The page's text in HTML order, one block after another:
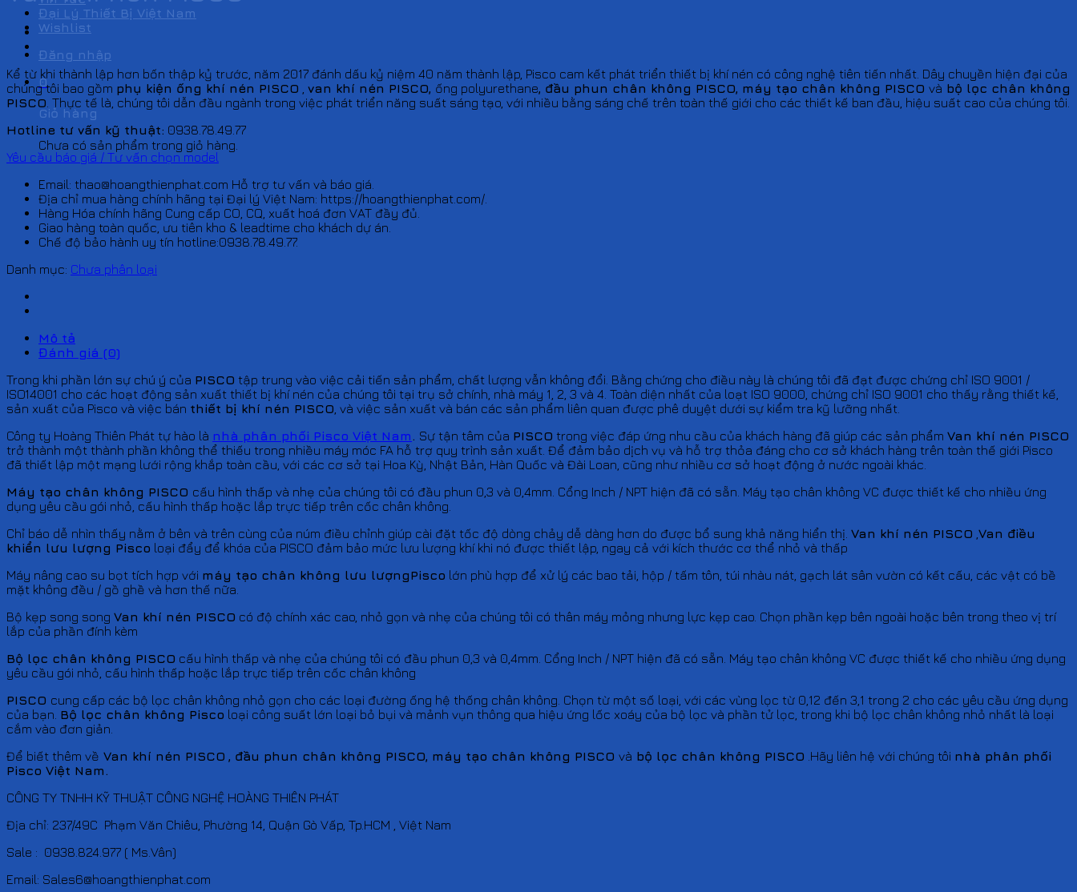
Đại Lý Thiết Bị Việt Nam
Wishlist
Đăng nhập
0
Giỏ hàng
Chưa có sản phẩm trong giỏ hàng.
Kể từ khi thành lập hơn bốn thập kỷ trước, năm 2017 đánh dấu kỷ niệm 40 năm thành lập, Pisco cam kết phát triển thiết bị khí nén có công nghệ tiên tiến nhất. Dây chuyền hiện đại của
chúng tôi bao gồm phụ kiện ống khí nén PISCO van khí nén PISCO, ống polyurethane, đầu phun chân không PISCO, máy tạo chân không PISCO và bộ lọc chân không
PISCO . Thực tế là, chúng tôi dẫn đầu ngành trong việc phát triển năng suất sáng tạo, với nhiều bằng sáng chế trên toàn thế giới cho các thiết kế ban đầu, hiệu suất cao của chúng tôi.
Hotline tư vấn kỹ thuật: 0938.78.49.77
Yêu cầu báo giá / Tư vấn chọn model
Email: thao@hoangthienphat.com Hỗ trợ tư vấn và báo giá.
Địa chỉ mua hàng chính hãng tại Đại lý Việt Nam: https://hoangthienphat.com/.
Hàng Hóa chính hãng Cung cấp CO, CQ, xuất hoá đơn VAT đầy đủ.
Giao hàng toàn quốc, ưu tiên kho & leadtime cho khách dự án.
Chế độ bảo hành uy tín hotline:0938.78.49.77.
Danh mục: Chưa phân loại
Mô tả
Đánh giá (0)
Trong khi phần lớn sự chú ý của PISCO tập trung vào việc cải tiến sản phẩm, chất lượng vẫn không đổi. Bằng chứng cho điều này là chúng tôi đã đạt được chứng chỉ ISO 9001 /
ISO14001 cho các hoạt động sản xuất thiết bị khí nén của chúng tôi tại trụ sở chính, nhà máy 1, 2, 3 và 4. Toàn diện nhất của loạt ISO 9000, chứng chỉ ISO 9001 cho thấy rằng thiết kế,
sản xuất của Pisco và việc bán thiết bị khí nén PISCO , và việc sản xuất và bán các sản phẩm liên quan được phê duyệt dưới sự kiểm tra kỹ lưỡng nhất.
Công ty Hoàng Thiên Phát tự hào là nhà phân phối Pisco Việt Nam . Sự tận tâm của PISCO trong việc đáp ứng nhu cầu của khách hàng đã giúp các sản phẩm Van khí nén PISCO
trở thành một thành phần không thể thiếu trong nhiều máy móc FA hỗ trợ quy trình sản xuất. Để đảm bảo dịch vụ và hỗ trợ thỏa đáng cho cơ sở khách hàng trên toàn thế giới Pisco
đã thiết lập một mạng lưới rộng khắp toàn cầu, với các cơ sở tại Hoa Kỳ, Nhật Bản, Hàn Quốc và Đài Loan, cũng như nhiều cơ sở hoạt động ở nước ngoài khác.
Máy tạo chân không PISCO cấu hình thấp và nhẹ của chúng tôi có đầu phun 0,3 và 0,4mm. Cổng Inch / NPT hiện đã có sẵn. Máy tạo chân không VC được thiết kế cho nhiều ứng
dụng yêu cầu gói nhỏ, cấu hình thấp hoặc lắp trực tiếp trên cốc chân không.
Chỉ báo dễ nhìn thấy nằm ở bên và trên cùng của núm điều chỉnh giúp cài đặt tốc độ dòng chảy dễ dàng hơn do được bổ sung khả năng hiển thị. Van khí nén PISCO Van điều
khiển lưu lượng Pisco loại đẩy để khóa của PISCO đảm bảo mức lưu lượng khí khi nó được thiết lập, ngay cả với kích thước cơ thể nhỏ và thấp
Máy nâng cao su bọt tích hợp với máy tạo chân không lưu lượngPisco lớn phù hợp để xử lý các bao tải, hộp / tấm tôn, túi nhàu nát, gạch lát sân vườn có kết cấu, các vật có bề
mặt không đều / gồ ghề và hơn thế nữa.
Bộ kẹp song song Van khí nén PISCO có độ chính xác cao, nhỏ gọn và nhẹ của chúng tôi có thân máy mỏng nhưng lực kẹp cao. Chọn phần kẹp bên ngoài hoặc bên trong theo vị trí
lắp của phần đính kèm
Bộ lọc chân không PISCO cấu hình thấp và nhẹ của chúng tôi có đầu phun 0,3 và 0,4mm. Cổng Inch / NPT hiện đã có sẵn. Máy tạo chân không VC được thiết kế cho nhiều ứng dụng
yêu cầu gói nhỏ, cấu hình thấp hoặc lắp trực tiếp trên cốc chân không
PISCO cung cấp các bộ lọc chân không nhỏ gọn cho các loại đường ống hệ thống chân không. Chọn từ một số loại, với các vùng lọc từ 0,12 đến 3,1 trong 2 cho các yêu cầu ứng dụng
của bạn. Bộ lọc chân không Pisco loại công suất lớn loại bỏ bụi và mảnh vụn thông qua hiệu ứng lốc xoáy của bộ lọc và phần tử lọc, trong khi bộ lọc chân không nhỏ nhất là loại
cắm vào đơn giản.
Để biết thêm về Van khí nén PISCO , đầu phun chân không PISCO, máy tạo chân không PISCO và bộ lọc chân không PISCO .Hãy liên hệ với chúng tôi nhà phân phối
Pisco Việt Nam.
CÔNG TY TNHH KỸ THUẬT CÔNG NGHỆ HOÀNG THIÊN PHÁT
Địa chỉ: 237/49C Phạm Văn Chiêu, Phường 14, Quận Gò Vấp, Tp.HCM , Việt Nam
Sale : 0938.824.977 ( Ms.Vân)
Email: Sales6@hoangthienphat.com